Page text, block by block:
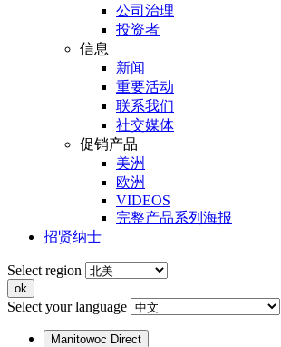
公司治理
投资者
信息
新闻
重要活动
联系我们
社交媒体
促销产品
美洲
欧洲
VIDEOS
完整产品系列海报
招贤纳士
Select region
Select your language
Manitowoc Direct